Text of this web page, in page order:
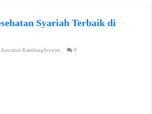
Syariah Terbaik di
Asuransi-KambingJoynim 0